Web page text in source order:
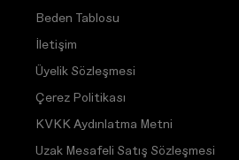
Beden Tablosu
İletişim
Üyelik Sözleşmesi
Çerez Politikası
KVKK Aydınlatma Metni
Uzak Mesafeli Satış Sözleşmesi